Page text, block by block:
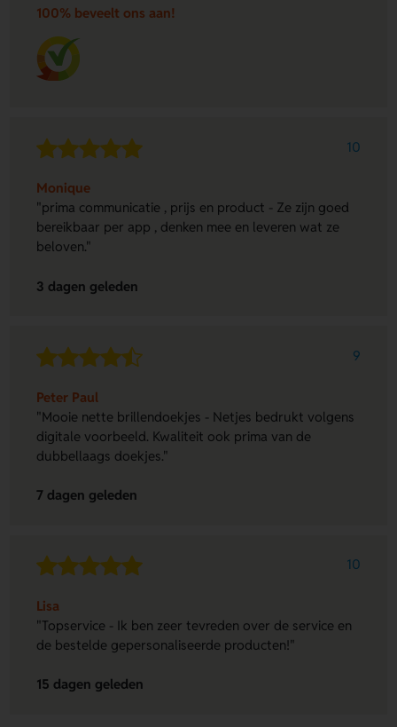
100% beveelt ons aan!
10
Monique
"prima communicatie , prijs en product - Ze zijn goed
bereikbaar per app , denken mee en leveren wat ze
beloven."
3 dagen geleden
9
Peter Paul
"Mooie nette brillendoekjes - Netjes bedrukt volgens
digitale voorbeeld. Kwaliteit ook prima van de
dubbellaags doekjes."
7 dagen geleden
10
Lisa
"Topservice - Ik ben zeer tevreden over de service en
de bestelde gepersonaliseerde producten!"
15 dagen geleden